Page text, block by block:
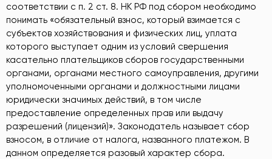
соответствии с п. 2 ст. 8. НК РФ под сбором необходимо
понимать «обязательный взнос, который взимается с
субъектов хозяйствования и физических лиц, уплата
которого выступает одним из условий свершения
касательно плательщиков сборов государственными
органами, органами местного самоуправления, другими
уполномоченными органами и должностными лицами
юридически значимых действий, в том числе
предоставление определенных прав или выдачу
разрешений (лицензий)». Законодатель называет сбор
взносом, в отличие от налога, названного платежом. В
данном определяется разовый характер сбора.